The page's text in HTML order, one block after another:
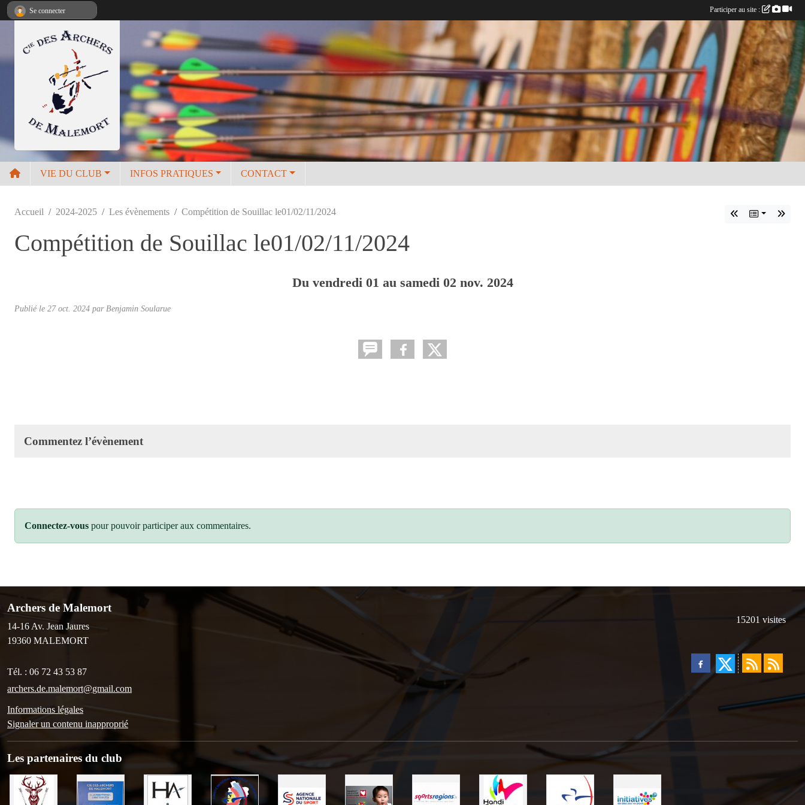
VIE DU CLUB INFOS PRATIQUES CONTACT
Accueil 2024-2025 Les évènements Compétition de Souillac le01/02/11/2024
Compétition de Souillac le01/02/11/2024
Du vendredi 01 au samedi 02 nov. 2024
Publié le 27 oct. 2024 par Benjamin Soularue
Commentez l’évènement
Connectez-vous pour pouvoir participer aux commentaires.
Archers de Malemort
14-16 Av. Jean Jaures
19360 MALEMORT
Tél. : 06 72 43 53 87
archers.de.malemort@gmail.com
Informations légales
Signaler un contenu inapproprié
15201 visites
Les partenaires du club
Se connecter Participer au site :
Panneau de gestion des cookies